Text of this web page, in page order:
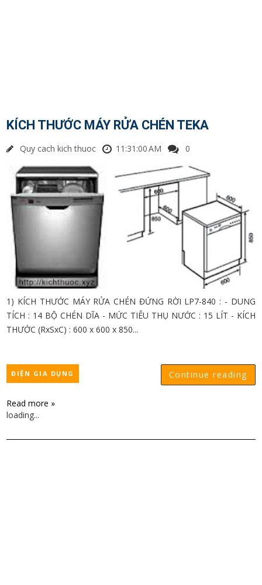
KÍCH THƯỚC MÁY RỬA CHÉN TEKA
Quy cach kich thuoc 11:31:00 AM 0
1) KÍCH THƯỚC MÁY RỬA CHÉN ĐỨNG RỜI LP7-840 : - DUNG
TÍCH : 14 BỘ CHÉN DĨA - MỨC TIÊU THỤ NƯỚC : 15 LÍT - KÍCH
THƯỚC (RxSxC) : 600 x 600 x 850...
Continue reading
ĐIỆN GIA DỤNG
Read more »
loading...